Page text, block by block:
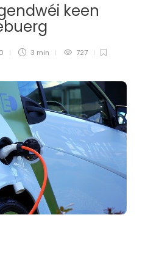
keen
0 3 min 727